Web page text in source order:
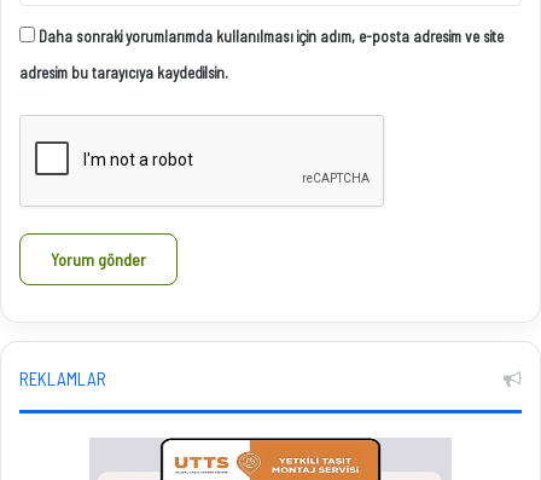
Daha sonraki yorumlarımda kullanılması için adım, e-posta adresim ve site
adresim bu tarayıcıya kaydedilsin.
REKLAMLAR